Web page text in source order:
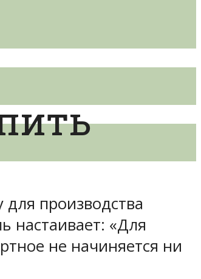
производства
настаивает: «Для
не начиняется ни